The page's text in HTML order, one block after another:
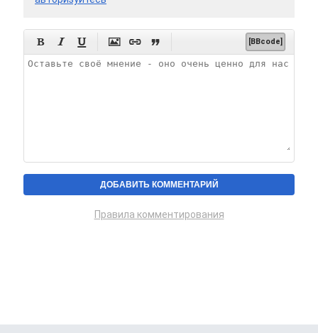
      [BBcode]
Правила комментирования